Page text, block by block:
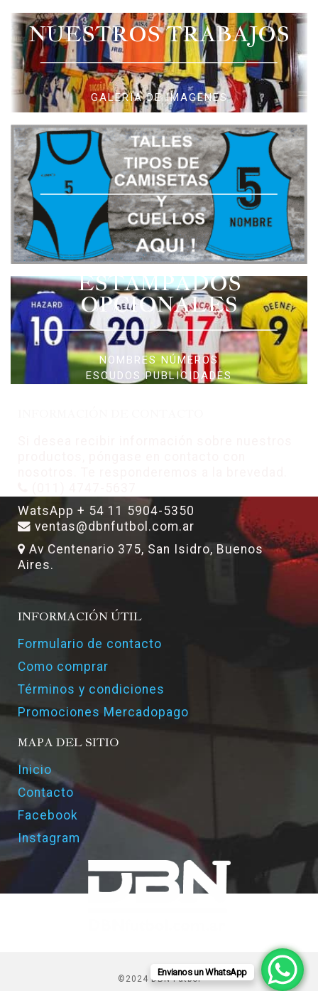
NUESTROS TRABAJOS
GALERIA DE IMAGENES
ESTAMPADOS
OPCIONALES
NOMBRES NÚMEROS
ESCUDOS PUBLICIDADES
WatsApp + 54 11 5904-5350
ventas@dbnfutbol.com.ar
Av Centenario 375, San Isidro, Buenos
Aires.
INFORMACIÓN ÚTIL
Formulario de contacto
Como comprar
Términos y condiciones
Promociones Mercadopago
MAPA DEL SITIO
Inicio
Contacto
Facebook
Instagram
©2024 DBN Futbol
Envianos un WhatsApp